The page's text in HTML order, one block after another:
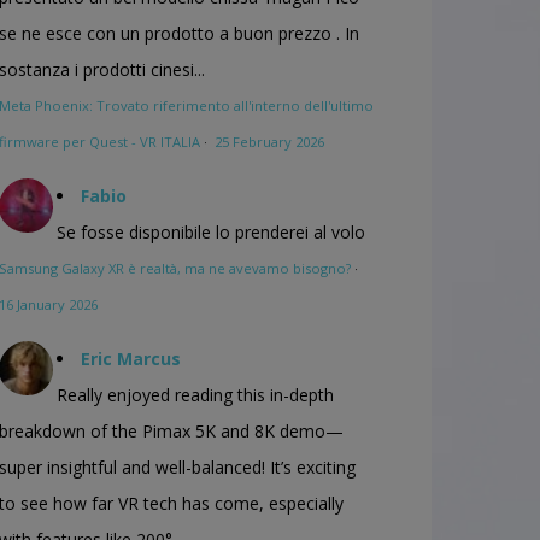
se ne esce con un prodotto a buon prezzo . In
sostanza i prodotti cinesi...
Meta Phoenix: Trovato riferimento all'interno dell'ultimo
firmware per Quest - VR ITALIA · 25 February 2026
Fabio
Se fosse disponibile lo prenderei al volo
Samsung Galaxy XR è realtà, ma ne avevamo bisogno? ·
16 January 2026
Eric Marcus
Really enjoyed reading this in-depth
breakdown of the Pimax 5K and 8K demo—
super insightful and well-balanced! It’s exciting
to see how far VR tech has come, especially